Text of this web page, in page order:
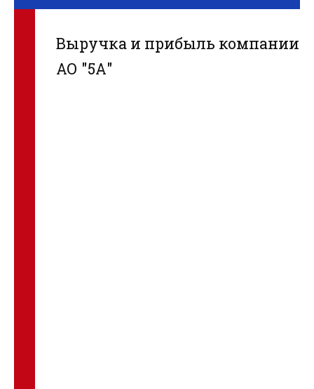
Выручка и прибыль компании
АО "5А"